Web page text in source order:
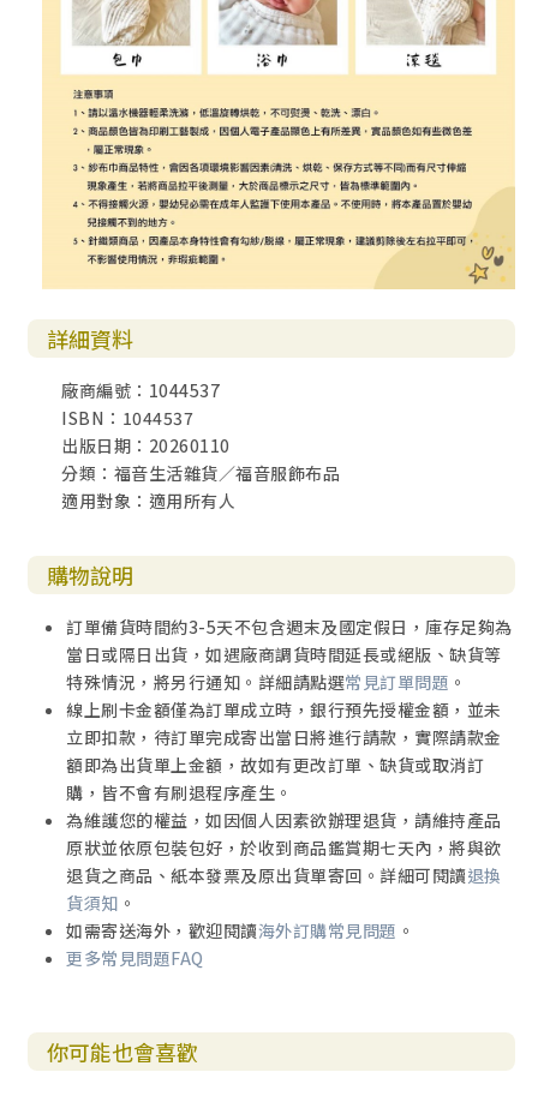
詳細資料
廠商編號：1044537
ISBN：1044537
出版日期：20260110
分類：福音生活雜貨／福音服飾布品
適用對象：適用所有人
購物說明
訂單備貨時間約3-5天不包含週末及國定假日，庫存足夠為
當日或隔日出貨，如遇廠商調貨時間延長或絕版、缺貨等
特殊情況，將另行通知。詳細請點選常見訂單問題 。
線上刷卡金額僅為訂單成立時，銀行預先授權金額，並未
立即扣款，待訂單完成寄出當日將進行請款，實際請款金
額即為出貨單上金額，故如有更改訂單、缺貨或取消訂
購，皆不會有刷退程序產生。
為維護您的權益，如因個人因素欲辦理退貨，請維持產品
原狀並依原包裝包好，於收到商品鑑賞期七天內，將與欲
退貨之商品、紙本發票及原出貨單寄回。詳細可閱讀退換
貨須知 。
如需寄送海外，歡迎閱讀海外訂購常見問題 。
更多常見問題FAQ
你可能也會喜歡